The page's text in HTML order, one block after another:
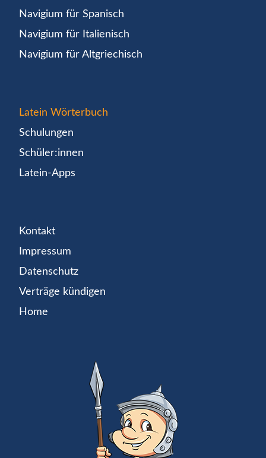
Navigium für Spanisch
Navigium für Italienisch
Navigium für Altgriechisch
Latein Wörterbuch
Schulungen
Schüler:innen
Latein-Apps
Kontakt
Impressum
Datenschutz
Verträge kündigen
Home